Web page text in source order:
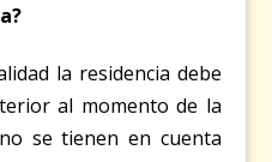
la residencia debe
al momento de la
se tienen en cuenta